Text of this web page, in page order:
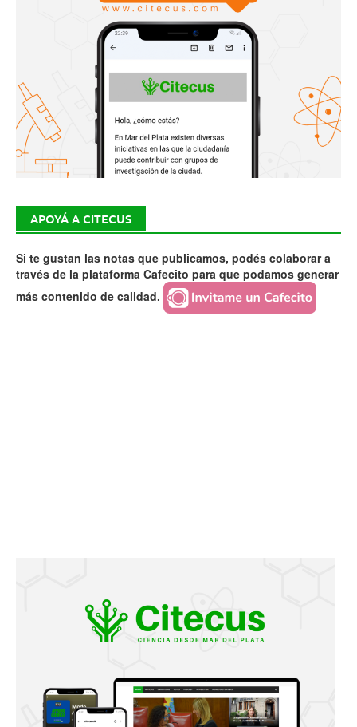
APOYÁ A CITECUS
Si te gustan las notas que publicamos, podés colaborar a
través de la plataforma Cafecito para que podamos generar
más contenido de calidad.